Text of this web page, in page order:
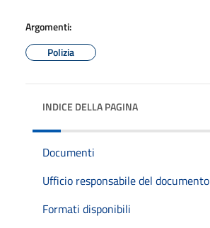
Argomenti:
Polizia
INDICE DELLA PAGINA
Documenti
Ufficio responsabile del documento
Formati disponibili